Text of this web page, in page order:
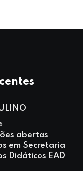
abertas
em Secretaria
Didáticos EAD